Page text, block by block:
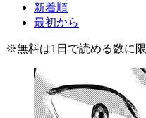
新着順
最初から
※無料は1日で読める数に